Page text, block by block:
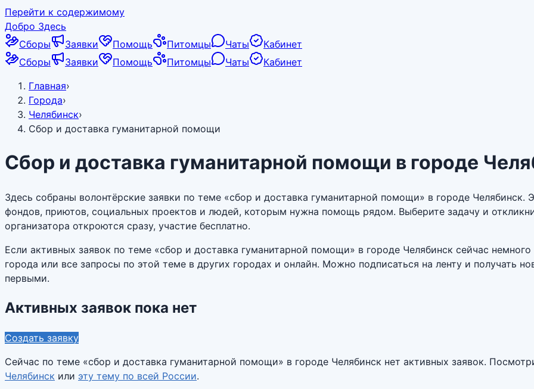
Перейти к содержимому
Добро Здесь
Сборы
Заявки Помощь Питомцы Чаты
Кабинет
Сборы
Заявки Помощь Питомцы Чаты
Кабинет
Главная›
Города›
Челябинск›
Сбор и доставка гуманитарной помощи
Сбор и доставка гуманитарной помощи в городе
Здесь собраны волонтёрские заявки по теме «сбор и доставка гуманитарной помощи» в городе Челябинск.
фондов, приютов, социальных проектов и людей, которым нужна помощь рядом. Выберите задачу и
организатора откроются сразу, участие бесплатно.
Если активных заявок по теме «сбор и доставка гуманитарной помощи» в городе Челябинск сейчас
города или все запросы по этой теме в других городах и онлайн. Можно подписаться на ленту и получать
первыми.
Активных заявок пока нет
Создать заявку
Сейчас по теме «сбор и доставка гуманитарной помощи» в городе Челябинск нет активных заявок.
Челябинск или эту тему по всей России.